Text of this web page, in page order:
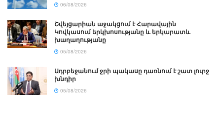
06/08/2026
Շվեյցարիան աջակցում է Հարավային
Կովկասում երկխոսությանը և երկարատև
խաղաղությանը
05/08/2026
Ադրբեջանում ջրի պակասը դառնում է շատ լուրջ
խնդիր
05/08/2026